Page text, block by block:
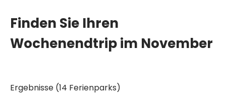
Finden Sie Ihren
Wochenendtrip im November
Ergebnisse (14 Ferienparks)